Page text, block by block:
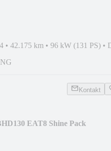
• 42.175 km • 96 kW (131 PS) •
Kontakt
EAT8 Shine Pack